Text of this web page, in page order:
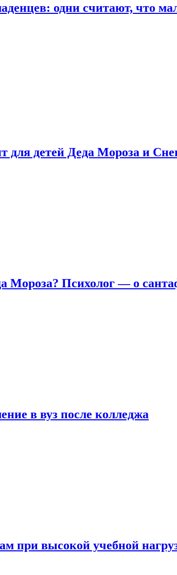
одни считают, что
для детей Деда Мороза и
Мороза? Психолог — о
в вуз после колледжа
при высокой учебной